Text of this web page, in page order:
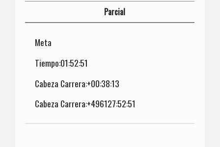
Parcial
Meta
Tiempo:01:52:51
Cabeza Carrera:+00:38:13
Cabeza Carrera:+496127:52:51